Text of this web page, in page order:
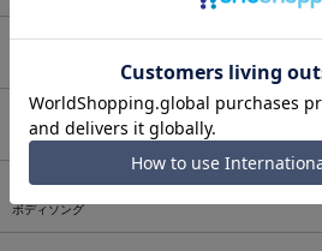
ATTACHMENT
AUI NITE
アウィナイト
BODYSONG.
ボディソング